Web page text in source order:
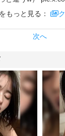
もっと見る：
次へ